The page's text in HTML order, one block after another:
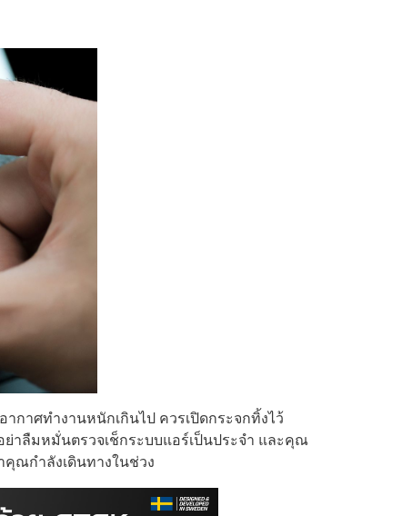
กาศทำงานหนักเกินไป ควรเปิดกระจกทิ้งไว้
าลืมหมั่นตรวจเช็กระบบแอร์เป็นประจำ และคุณ
คุณกำลังเดินทางในช่วง